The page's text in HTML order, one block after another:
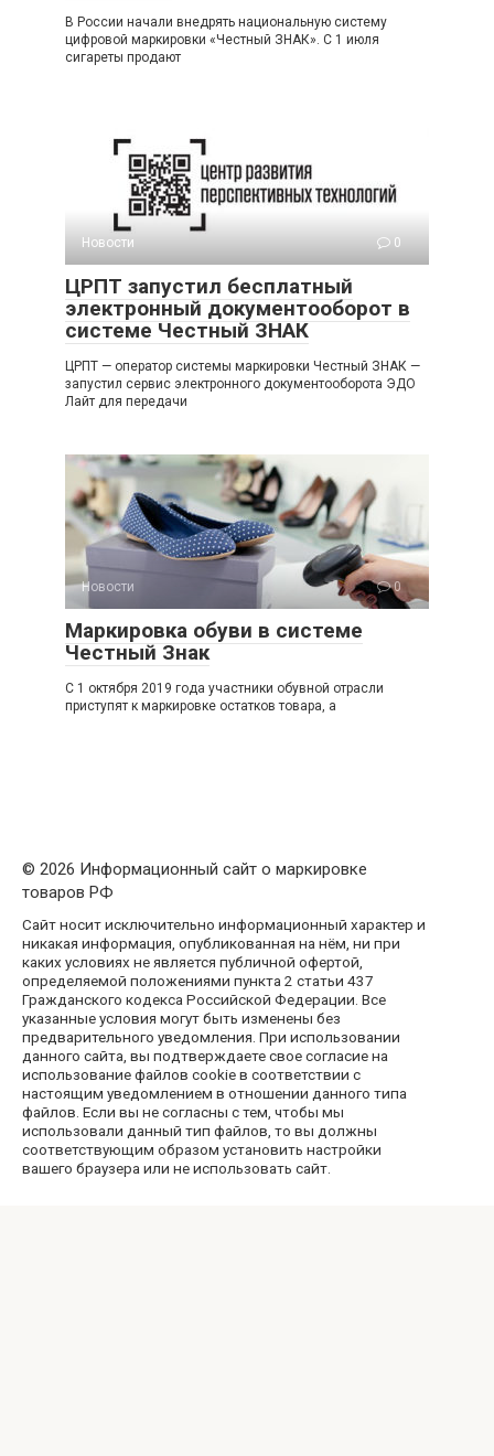
В России начали внедрять национальную систему
цифровой маркировки «Честный ЗНАК». С 1 июля
сигареты продают
Новости 0
ЦРПТ запустил бесплатный
электронный документооборот в
системе Честный ЗНАК
ЦРПТ — оператор системы маркировки Честный ЗНАК —
запустил сервис электронного документооборота ЭДО
Лайт для передачи
Новости 0
Маркировка обуви в системе
Честный Знак
С 1 октября 2019 года участники обувной отрасли
приступят к маркировке остатков товара, а
© 2026 Информационный сайт о маркировке
товаров РФ
Сайт носит исключительно информационный характер и
никакая информация, опубликованная на нём, ни при
каких условиях не является публичной офертой,
определяемой положениями пункта 2 статьи 437
Гражданского кодекса Российской Федерации. Все
указанные условия могут быть изменены без
предварительного уведомления. При использовании
данного сайта, вы подтверждаете свое согласие на
использование файлов cookie в соответствии с
настоящим уведомлением в отношении данного типа
файлов. Если вы не согласны с тем, чтобы мы
использовали данный тип файлов, то вы должны
соответствующим образом установить настройки
вашего браузера или не использовать сайт.